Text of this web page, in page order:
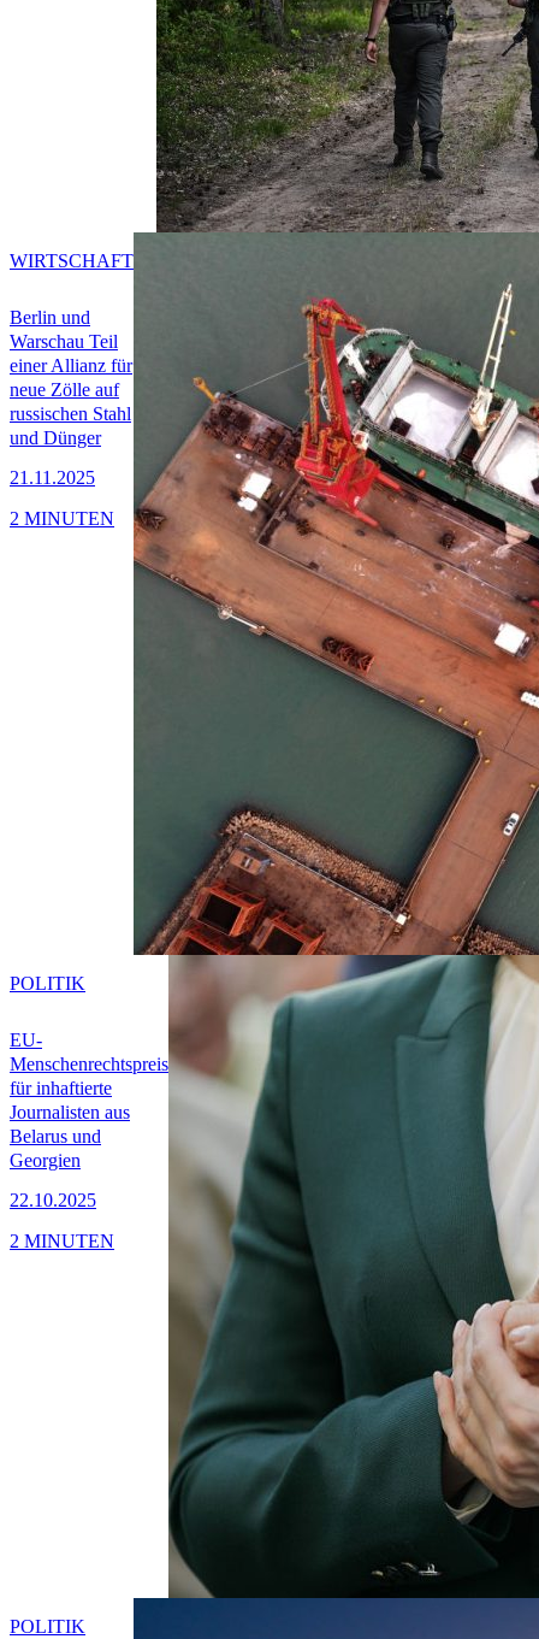
Berlin und
Warschau Teil
einer Allianz für
neue Zölle auf
russischen Stahl
und Dünger
21.11.2025
WIRTSCHAFT
2 MINUTEN
EU-
Menschenrechtspreis
für inhaftierte
Journalisten aus
Belarus und
Georgien
22.10.2025
POLITIK
2 MINUTEN
POLITIK